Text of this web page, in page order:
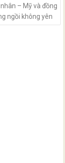
– Mỹ và đồng
ngồi không yên